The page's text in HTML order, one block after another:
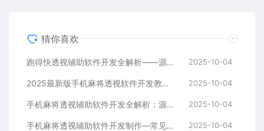
猜你喜欢
跑得快透视辅助软件开发全解析——源码、跨平台架构与控牌算法 2025-10-04
2025最新版手机麻将透视软件开发教程：跨平台实现与安全防封方案 2025-10-04
手机麻将透视辅助软件开发全解析：源码、控牌策略与胜率调节 2025-10-04
手机麻将透视辅助软件开发制作—常见问答解读 2025-10-04